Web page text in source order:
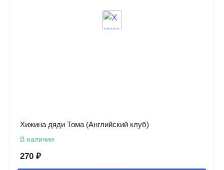
Хижина дяди Тома (Английский клуб)
В наличии
270 ₽